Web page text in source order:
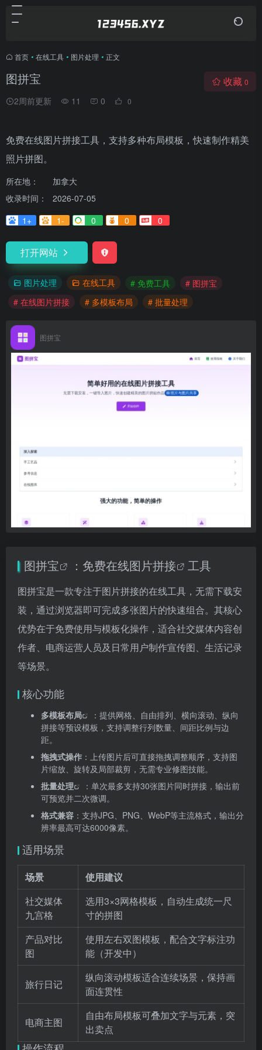
首页 • 在线工具 • 图片处理 • 正文
图拼宝
2周前更新 11 0 0
收藏 0
免费在线图片拼接工具，支持多种布局模板，快速制作精美
照片拼图。
所在地：
加拿大
收录时间：
2026-07-05
1+
1- 0 0 0
打开网站
图片处理 在线工具 # 免费工具
# 图拼宝
# 在线图片拼接
# 多模板布局 # 批量处理
图拼宝
图拼宝 ：免费在线图片拼接 工具
图拼宝是一款专注于图片拼接的在线工具，无需下载安
装，通过浏览器即可完成多张图片的快速组合。其核心
优势在于免费使用与模板化操作，适合社交媒体内容创
作者、电商运营人员及日常用户制作宣传图、生活记录
等场景。
核心功能
多模板布局
：提供网格、自由排列、横向滚动、纵向
拼接等预设模板，支持调整行列数量、间距比例与边
距。
拖拽式操作 ：上传图片后可直接拖拽调整顺序，支持图
片缩放、旋转及局部裁剪，无需专业修图技能。
批量处理
：单次最多支持30张图片同时拼接，输出前
可预览并二次微调。
格式兼容 ：支持JPG、PNG、WebP等主流格式，输出分
辨率最高可达6000像素。
适用场景
场景
使用建议
社交媒体
九宫格
选用3×3网格模板，自动生成统一尺
寸的拼图
产品对比
图
使用左右双图模板，配合文字标注功
能（开发中）
旅行日记
纵向滚动模板适合连续场景，保持画
面连贯性
电商主图
自由布局模板可叠加文字与元素，突
出卖点